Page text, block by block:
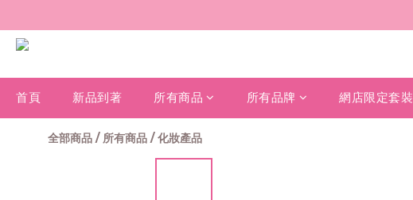
首頁 新品到著 所有商品 所有品牌 網店限定套裝
全部商品 / 所有商品 /化妝產品